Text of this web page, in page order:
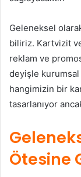
Geleneksel
biliriz. Kartvizit
reklam ve
deyişle kurumsal
hangimizin bir
tasarlanıyor
Ötesine